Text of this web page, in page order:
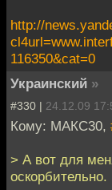
http://
116350&cat=0
Украинский »
#330 | 24.12.09
Кому: МАКС30,
> А вот для
оскорбительно.